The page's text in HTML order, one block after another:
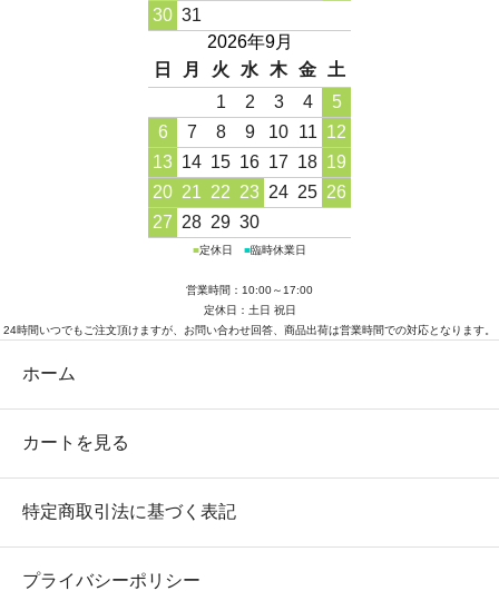
30 31
2026年9月
日
月 火 水 木 金
土
1
2 3 4
5
6
7 8 9 10 11 12
13 14 15 16 17 18 19
20 21 22 23 24 25 26
27 28 29 30
■定休日 ■臨時休業日
営業時間：10:00～17:00
定休日：土日 祝日
24時間いつでもご注文頂けますが、お問い合わせ回答、商品出荷は営業時間での対応となります。
ホーム
カートを見る
特定商取引法に基づく表記
プライバシーポリシー